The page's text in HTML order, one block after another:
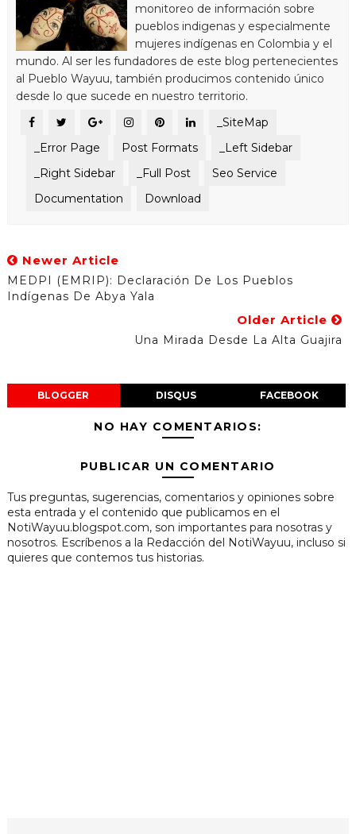
monitoreo de información sobre
pueblos indigenas y especialmente
mujeres indígenas en Colombia y el
mundo. Al ser les fundadores de este blog pertenecientes
al Pueblo Wayuu, también producimos contenido único
desde lo que sucede en nuestro territorio.
_SiteMap
_Error Page
Post Formats
_Left Sidebar
_Right Sidebar
_Full Post
Seo Service
Documentation
Download
Newer Article
MEDPI (EMRIP): Declaración De Los Pueblos
Indígenas De Abya Yala
Older Article
Una Mirada Desde La Alta Guajira
BLOGGER DISQUS FACEBOOK
NO HAY COMENTARIOS:
PUBLICAR UN COMENTARIO
Tus preguntas, sugerencias, comentarios y opiniones sobre
esta entrada y el contenido que publicamos en el
NotiWayuu.blogspot.com, son importantes para nosotras y
nosotros. Escríbenos a la Redacción del NotiWayuu, incluso si
quieres que contemos tus historias.